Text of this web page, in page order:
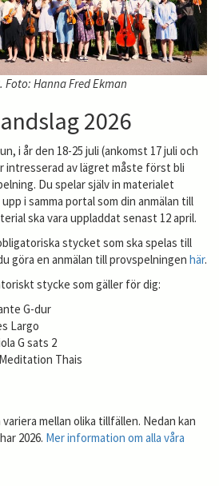
Foto: Hanna Fred Ekman
2026
i år den 18-25 juli (ankomst 17 juli och
intresserad av lägret måste först bli
Du spelar själv in materialet
i samma portal som din anmälan till
ska vara uppladdat senast 12 april.
stycket som ska spelas till
göra en anmälan till provspelningen här.
stycke som gäller för dig:
G-dur
Largo
G sats 2
Thais
mellan olika tillfällen. Nedan kan
2026. Mer information om alla våra